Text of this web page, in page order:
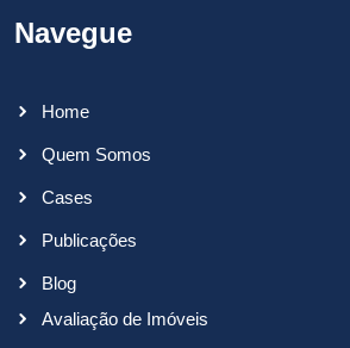
Navegue
Home
Quem Somos
Cases
Publicações
Blog
Avaliação de Imóveis